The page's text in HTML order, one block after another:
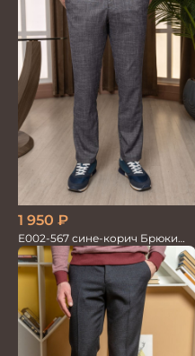
1 950 ₽
Е002-567 сине-корич Брюки
мужские